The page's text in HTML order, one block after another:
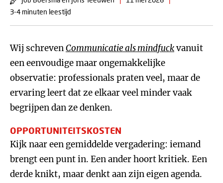
3-4 minuten leestijd
Wij schrevenCommunicatie als mindfuckvanuit
een eenvoudige maar ongemakkelijke
observatie: professionals praten veel, maar de
ervaring leert dat ze elkaar veel minder vaak
begrijpen dan ze denken.
OPPORTUNITEITSKOSTEN
Kijk naar een gemiddelde vergadering: iemand
brengt een punt in. Een ander hoort kritiek. Een
derde knikt, maar denkt aan zijn eigen agenda.